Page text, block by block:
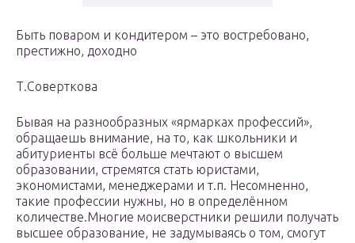
Быть поваром и кондитером – это востребовано,
престижно, доходно
Т.Соверткова
Бывая на разнообразных «ярмарках профессий»,
обращаешь внимание, на то, как школьники и
абитуриенты всё больше мечтают о высшем
образовании, стремятся стать юристами,
экономистами, менеджерами и т.п. Несомненно,
такие профессии нужны, но в определённом
количестве.Многие моисверстники решили получать
высшее образование, не задумываясь о том, смогут